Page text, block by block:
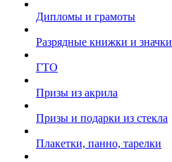
Дипломы и грамоты
Разрядные книжки и значки
ГТО
Призы из акрила
Призы и подарки из стекла
Плакетки, панно, тарелки